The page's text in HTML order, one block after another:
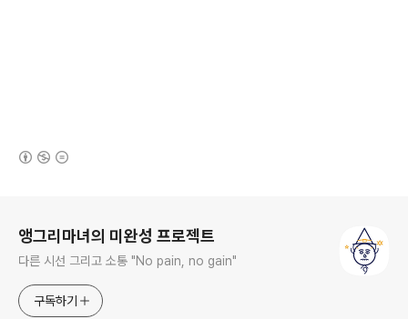
앵그리마녀의 미완성 프로젝트
다른 시선 그리고 소통 "No pain, no gain"
구독하기